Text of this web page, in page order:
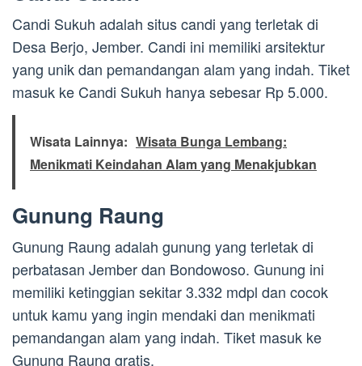
Candi Sukuh adalah situs candi yang terletak di
Desa Berjo, Jember. Candi ini memiliki arsitektur
yang unik dan pemandangan alam yang indah. Tiket
masuk ke Candi Sukuh hanya sebesar Rp 5.000.
Wisata Lainnya: Wisata Bunga Lembang:
Menikmati Keindahan Alam yang Menakjubkan
Gunung Raung
Gunung Raung adalah gunung yang terletak di
perbatasan Jember dan Bondowoso. Gunung ini
memiliki ketinggian sekitar 3.332 mdpl dan cocok
untuk kamu yang ingin mendaki dan menikmati
pemandangan alam yang indah. Tiket masuk ke
Gunung Raung gratis.